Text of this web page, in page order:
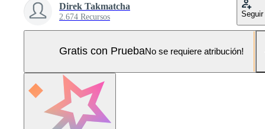
Direk Takmatcha
2.674 Recursos Seguir
Gratis con PruebaNo se requiere atribución!